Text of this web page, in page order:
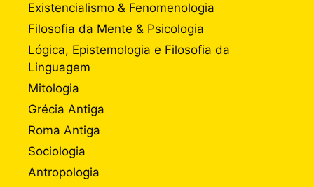
Existencialismo & Fenomenologia
Filosofia da Mente & Psicologia
Lógica, Epistemologia e Filosofia da
Linguagem
Mitologia
Grécia Antiga
Roma Antiga
Sociologia
Antropologia